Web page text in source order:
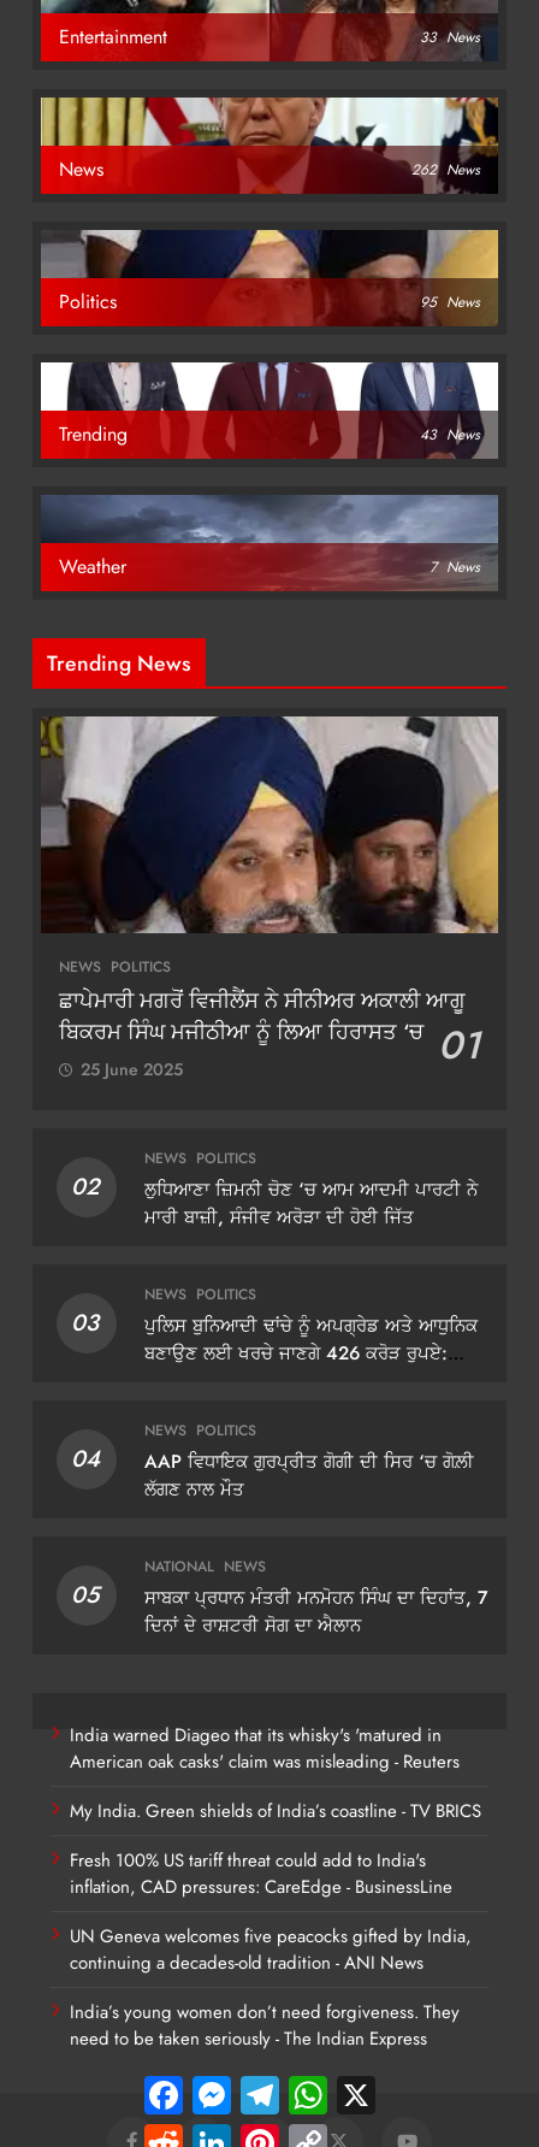
Entertainment 33 News
News 262 News
Politics 95 News
Trending 43 News
Weather 7 News
Trending News
NEWS POLITICS
ਛਾਪੇਮਾਰੀ ਮਗਰੋਂ ਵਿਜੀਲੈਂਸ ਨੇ ਸੀਨੀਅਰ ਅਕਾਲੀ ਆਗੂ
ਬਿਕਰਮ ਸਿੰਘ ਮਜੀਠੀਆ ਨੂੰ ਲਿਆ ਹਿਰਾਸਤ ‘ਚ 01
25 June 2025
02
NEWS POLITICS
ਲੁਧਿਆਣਾ ਜ਼ਿਮਨੀ ਚੋਣ ‘ਚ ਆਮ ਆਦਮੀ ਪਾਰਟੀ ਨੇ
ਮਾਰੀ ਬਾਜ਼ੀ, ਸੰਜੀਵ ਅਰੋੜਾ ਦੀ ਹੋਈ ਜਿੱਤ
03
NEWS POLITICS
ਪੁਲਿਸ ਬੁਨਿਆਦੀ ਢਾਂਚੇ ਨੂੰ ਅਪਗ੍ਰੇਡ ਅਤੇ ਆਧੁਨਿਕ
ਬਣਾਉਣ ਲਈ ਖਰਚੇ ਜਾਣਗੇ 426 ਕਰੋੜ ਰੁਪਏ:
04
NEWS POLITICS
AAP ਵਿਧਾਇਕ ਗੁਰਪ੍ਰੀਤ ਗੋਗੀ ਦੀ ਸਿਰ ‘ਚ ਗੋਲ਼ੀ
ਲੱਗਣ ਨਾਲ ਮੌਤ
05
NATIONAL NEWS
ਸਾਬਕਾ ਪ੍ਰਧਾਨ ਮੰਤਰੀ ਮਨਮੋਹਨ ਸਿੰਘ ਦਾ ਦਿਹਾਂਤ, 7
ਦਿਨਾਂ ਦੇ ਰਾਸ਼ਟਰੀ ਸੋਗ ਦਾ ਐਲਾਨ
India warned Diageo that its whisky's 'matured in
American oak casks' claim was misleading - Reuters
My India. Green shields of India’s coastline - TV BRICS
Fresh 100% US tariff threat could add to India's
inflation, CAD pressures: CareEdge - BusinessLine
UN Geneva welcomes five peacocks gifted by India,
continuing a decades-old tradition - ANI News
India’s young women don’t need forgiveness. They
need to be taken seriously - The Indian Express
FacebookMessengerTelegramWhatsApp
Reddit LinkedInPinterestCopy